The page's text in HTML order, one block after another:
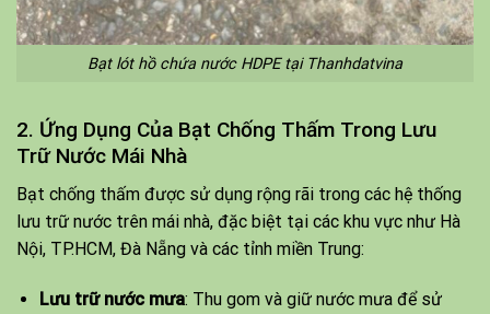
Bạt lót hồ chứa nước HDPE tại Thanhdatvina
2. Ứng Dụng Của Bạt Chống Thấm Trong Lưu
Trữ Nước Mái Nhà
Bạt chống thấm được sử dụng rộng rãi trong các hệ thống
lưu trữ nước trên mái nhà, đặc biệt tại các khu vực như Hà
Nội, TP.HCM, Đà Nẵng và các tỉnh miền Trung:
Lưu trữ nước mưa: Thu gom và giữ nước mưa để sử